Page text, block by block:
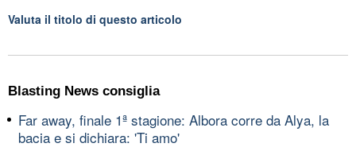
Valuta il titolo di questo articolo
Blasting News consiglia
Far away, finale 1ª stagione: Albora corre da Alya, la
bacia e si dichiara: 'Ti amo'